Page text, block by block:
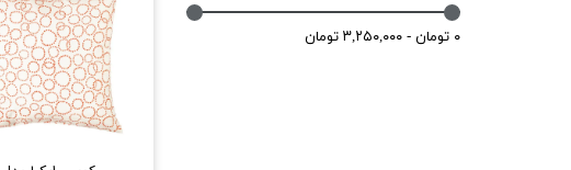
۰ تومان - ۳,۲۵۰,۰۰۰ تومان